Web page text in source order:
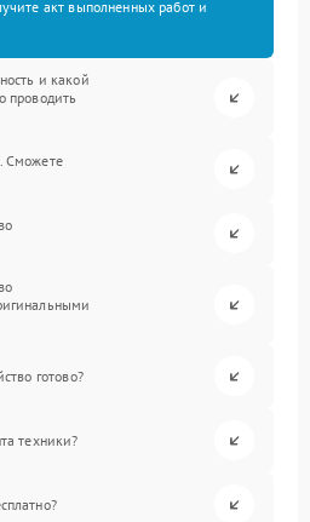
акт выполненных работ и
и какой
проводить
Сможете
готово?
техники?